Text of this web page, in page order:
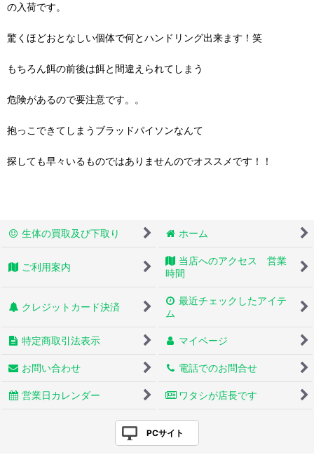
の入荷です。
驚くほどおとなしい個体で何とハンドリング出来ます！笑
もちろん餌の前後は餌と間違えられてしまう
危険があるので要注意です。。
抱っこできてしまうブラッドパイソンなんて
探しても早々いるものではありませんのでオススメです！！
生体の買取及び下取り ホーム
ご利用案内
当店へのアクセス 営業
時間
クレジットカード決済
最近チェックしたアイテ
ム
特定商取引法表示 マイページ
お問い合わせ 電話でのお問合せ
営業日カレンダー ワタシが店長です
PCサイト